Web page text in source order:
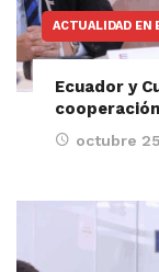
ACTUALIDAD EN
Ecuador y
octubre